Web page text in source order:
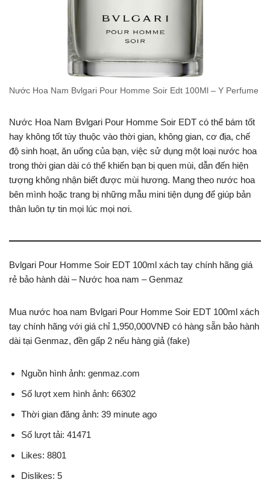
Nước Hoa Nam Bvlgari Pour Homme Soir Edt 100Ml – Y Perfume
Nước Hoa Nam Bvlgari Pour Homme Soir EDT có thể bám tốt
hay không tốt tùy thuộc vào thời gian, không gian, cơ địa, chế
độ sinh hoạt, ăn uống của bạn, việc sử dụng một loại nước hoa
trong thời gian dài có thể khiến bạn bị quen mùi, dẫn đến hiện
tượng không nhận biết được mùi hương. Mang theo nước hoa
bên mình hoặc trang bị những mẫu mini tiện dụng để giúp bản
thân luôn tự tin mọi lúc mọi nơi.
Bvlgari Pour Homme Soir EDT 100ml xách tay chính hãng giá
rẻ bảo hành dài – Nước hoa nam – Genmaz
Mua nước hoa nam Bvlgari Pour Homme Soir EDT 100ml xách
tay chính hãng với giá chỉ 1,950,000VNĐ có hàng sẵn bảo hành
dài tại Genmaz, đền gấp 2 nếu hàng giả (fake)
Nguồn hình ảnh: genmaz.com
Số lượt xem hình ảnh: 66302
Thời gian đăng ảnh: 39 minute ago
Số lượt tải: 41471
Likes: 8801
Dislikes: 5